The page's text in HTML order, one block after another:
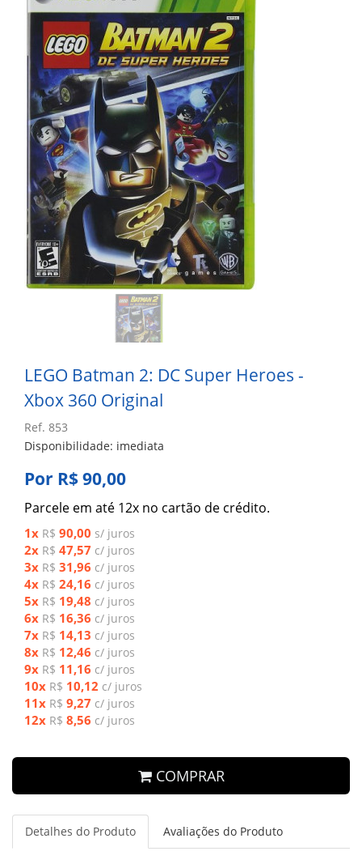
LEGO Batman 2: DC Super Heroes -
Xbox 360 Original
Ref. 853
Disponibilidade: imediata
Por R$ 90,00
Parcele em até 12x no cartão de crédito.
1x R$ 90,00 s/ juros
2x R$ 47,57 c/ juros
3x R$ 31,96 c/ juros
4x R$ 24,16 c/ juros
5x R$ 19,48 c/ juros
6x R$ 16,36 c/ juros
7x R$ 14,13 c/ juros
8x R$ 12,46 c/ juros
9x R$ 11,16 c/ juros
10x R$ 10,12 c/ juros
11x R$ 9,27 c/ juros
12x R$ 8,56 c/ juros
COMPRAR
Detalhes do Produto Avaliações do Produto